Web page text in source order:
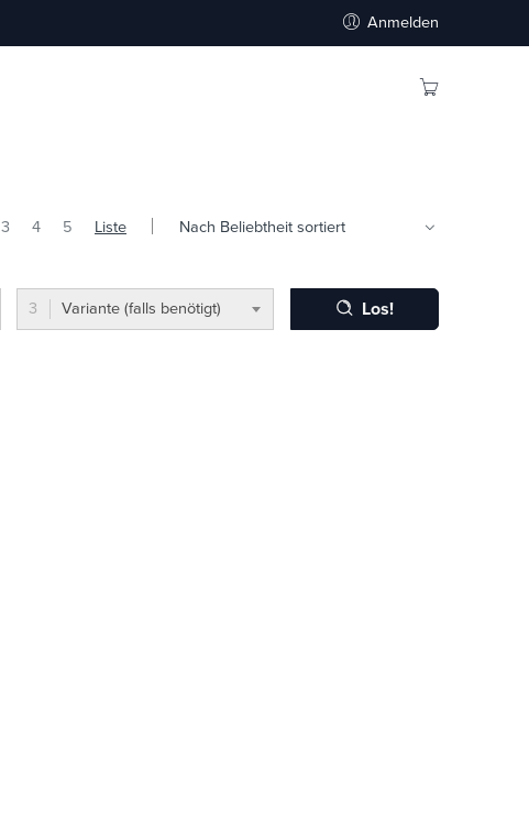
Anmelden
3 4 5 Liste
Variante (falls benötigt) Los!